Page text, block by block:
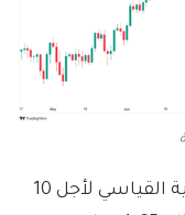
انخفض عائد سندات الخزانة الأمريكية القياسي لأجل 10